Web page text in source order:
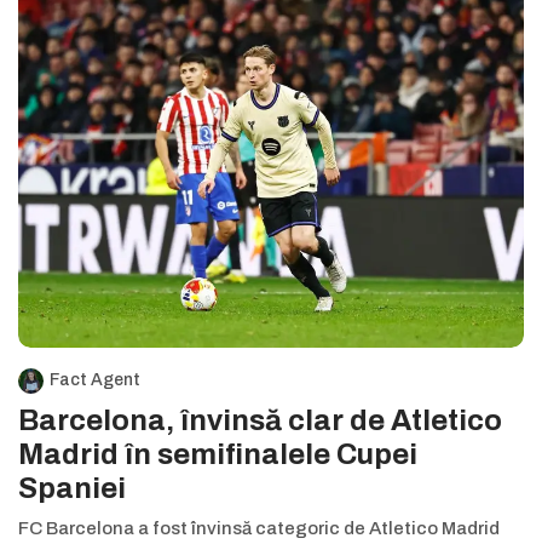
Fact Agent
Barcelona, învinsă clar de Atletico
Madrid în semifinalele Cupei
Spaniei
FC Barcelona a fost învinsă categoric de Atletico Madrid